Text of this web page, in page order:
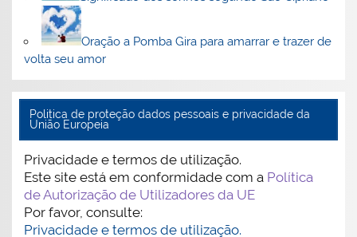
Oração a Pomba Gira para amarrar e trazer de
volta seu amor
Politica de proteção dados pessoais e privacidade da
União Europeia
Privacidade e termos de utilização.
Este site está em conformidade com a Política
de Autorização de Utilizadores da UE
Por favor, consulte:
Privacidade e termos de utilização.